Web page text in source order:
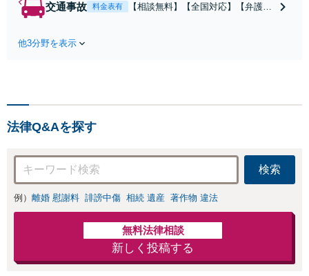
富
交通事故 料金表有
【相談無料】【全国対応】【弁護士
他3分野を表示
法律Q&Aを探す
検索
例） 離婚 慰謝料 誹謗中傷 相続 遺産 著作物 違法
無料法律相談
新しく投稿する